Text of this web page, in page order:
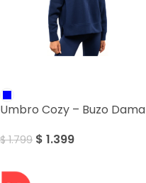
Umbro Cozy – Buzo Dama
$1.799 $ 1.399